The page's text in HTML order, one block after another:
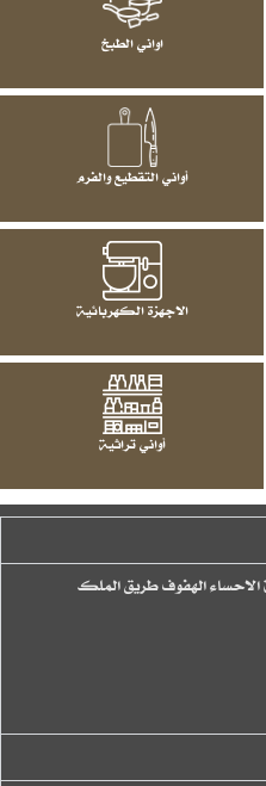
اواني الطبخ
أواني التقطيع والفرم
الاجهزة الكهربائية
أواني تراثية
الاحساء الهفوف طريق الملك